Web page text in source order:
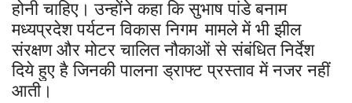
होनी चाहिए। उन्होंने कहा कि सुभाष पांडे बनाम
मध्यप्रदेश पर्यटन विकास निगम मामले में भी झील
संरक्षण और मोटर चालित नौकाओं से संबंधित निर्देश
दिये हुए है जिनकी पालना ड्राफ्ट प्रस्ताव में नजर नहीं
आती।